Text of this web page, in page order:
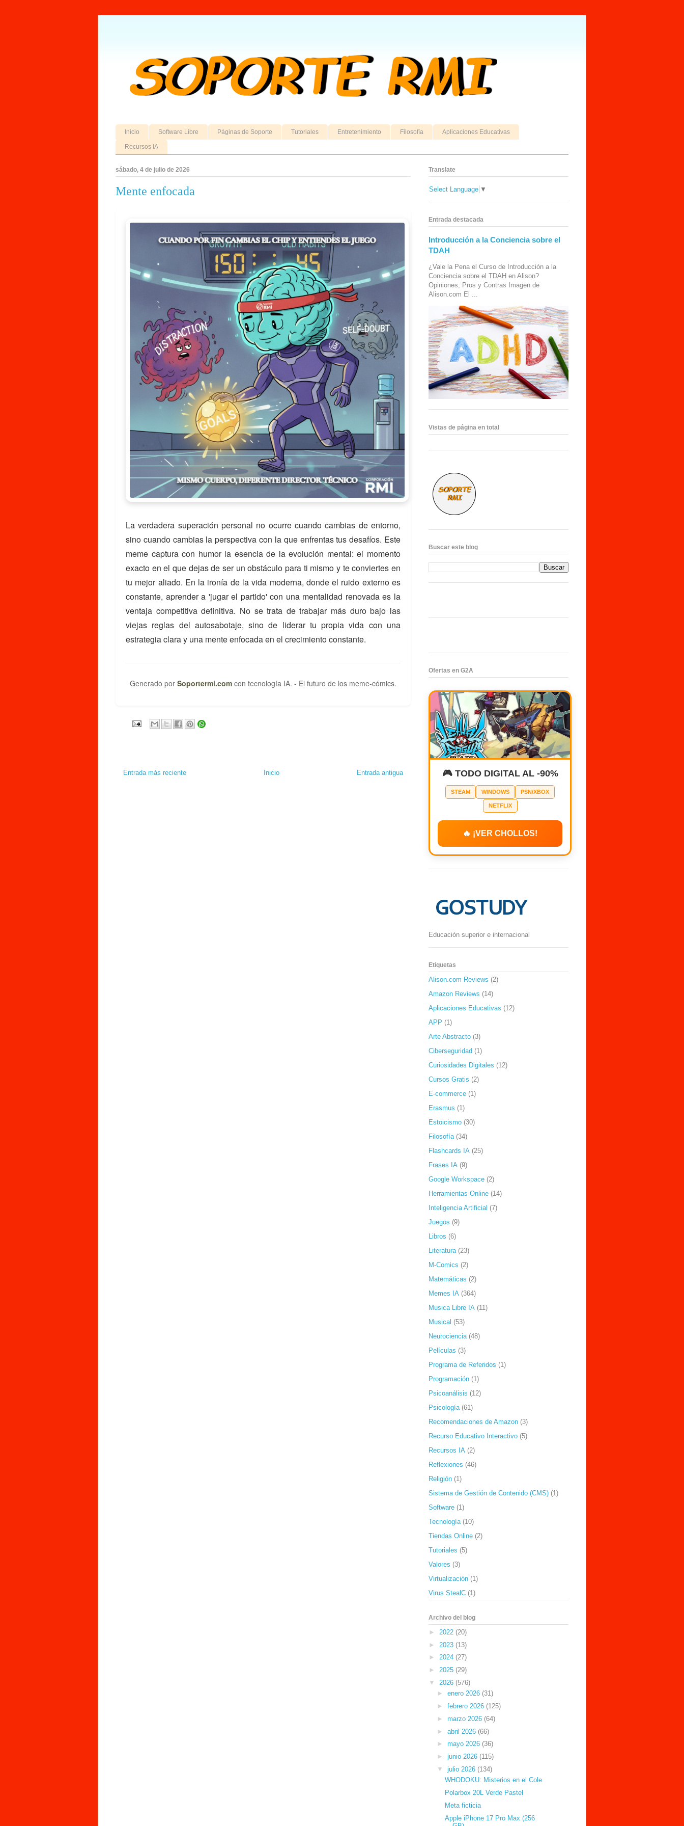
Inicio Software Libre Páginas de Soporte Tutoriales Entretenimiento Filosofía Aplicaciones Educativas
Recursos IA
sábado, 4 de julio de 2026
Mente enfocada
La verdadera superación personal no ocurre cuando cambias de entorno,
sino cuando cambias la perspectiva con la que enfrentas tus desafíos. Este
meme captura con humor la esencia de la evolución mental: el momento
exacto en el que dejas de ser un obstáculo para ti mismo y te conviertes en
tu mejor aliado. En la ironía de la vida moderna, donde el ruido externo es
constante, aprender a 'jugar el partido' con una mentalidad renovada es la
ventaja competitiva definitiva. No se trata de trabajar más duro bajo las
viejas reglas del autosabotaje, sino de liderar tu propia vida con una
estrategia clara y una mente enfocada en el crecimiento constante.
Generado por Soportermi.com con tecnología IA. - El futuro de los meme-cómics.
Entrada más reciente Entrada antigua
Inicio
Translate
Select Language ▼
Entrada destacada
Introducción a la Conciencia sobre el
TDAH
¿Vale la Pena el Curso de Introducción a la
Conciencia sobre el TDAH en Alison?
Opiniones, Pros y Contras Imagen de
Alison.com El ...
Vistas de página en total
Buscar este blog
Ofertas en G2A
🎮 TODO DIGITAL AL -90%
STEAM WINDOWS PSN/XBOX
NETFLIX
🔥 ¡VER CHOLLOS!
Educación superior e internacional
Etiquetas
Alison.com Reviews (2)
Amazon Reviews (14)
Aplicaciones Educativas (12)
APP (1)
Arte Abstracto (3)
Ciberseguridad (1)
Curiosidades Digitales (12)
Cursos Gratis (2)
E-commerce (1)
Erasmus (1)
Estoicismo (30)
Filosofía (34)
Flashcards IA (25)
Frases IA (9)
Google Workspace (2)
Herramientas Online (14)
Inteligencia Artificial (7)
Juegos (9)
Libros (6)
Literatura (23)
M-Comics (2)
Matemáticas (2)
Memes IA (364)
Musica Libre IA (11)
Musical (53)
Neurociencia (48)
Películas (3)
Programa de Referidos (1)
Programación (1)
Psicoanálisis (12)
Psicología (61)
Recomendaciones de Amazon (3)
Recurso Educativo Interactivo (5)
Recursos IA (2)
Reflexiones (46)
Religión (1)
Sistema de Gestión de Contenido (CMS) (1)
Software (1)
Tecnología (10)
Tiendas Online (2)
Tutoriales (5)
Valores (3)
Virtualización (1)
Virus StealC (1)
Archivo del blog
► 2022 (20)
► 2023 (13)
► 2024 (27)
► 2025 (29)
▼ 2026 (576)
► enero 2026 (31)
► febrero 2026 (125)
► marzo 2026 (64)
► abril 2026 (66)
► mayo 2026 (36)
► junio 2026 (115)
▼ julio 2026 (134)
WHODOKU: Misterios en el Cole
Polarbox 20L Verde Pastel
Meta ficticia
Apple iPhone 17 Pro Max (256